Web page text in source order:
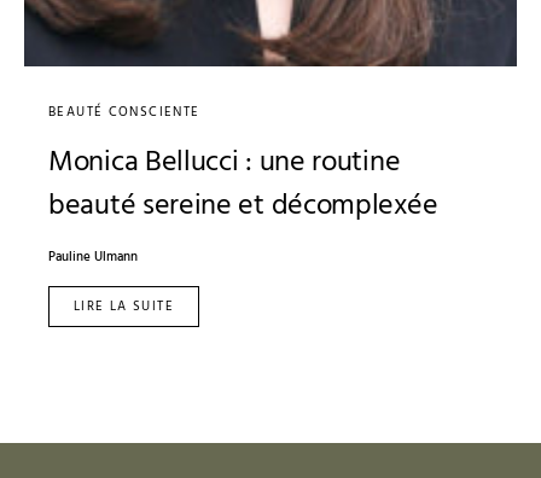
BEAUTÉ CONSCIENTE
Monica Bellucci : une routine
beauté sereine et décomplexée
Pauline Ulmann
LIRE LA SUITE